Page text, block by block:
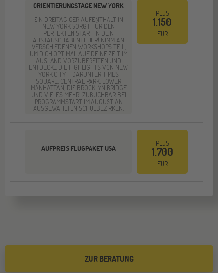
ORIENTIERUNGSTAGE NEW YORK
EIN DREITÄGIGER AUFENTHALT IN
NEW YORK SORGT FÜR DEN
PERFEKTEN START IN DEIN
AUSTAUSCHABENTEUER! NIMM AN
VERSCHIEDENEN WORKSHOPS TEIL,
UM DICH OPTIMAL AUF DEINE ZEIT IM
AUSLAND VORZUBEREITEN UND
ENTDECKE DIE HIGHLIGHTS VON NEW
YORK CITY – DARUNTER TIMES
SQUARE, CENTRAL PARK, LOWER
MANHATTAN, DIE BROOKLYN BRIDGE
UND VIELES MEHR! ZUBUCHBAR BEI
PROGRAMMSTART IM AUGUST AN
AUSGEWÄHLTEN SCHULBEZIRKEN.
PLUS
1.150
EUR
AUFPREIS FLUGPAKET USA
PLUS
1.700
EUR
ZUR BERATUNG